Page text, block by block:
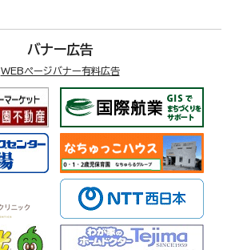
バナー広告
WEBページバナー有料広告